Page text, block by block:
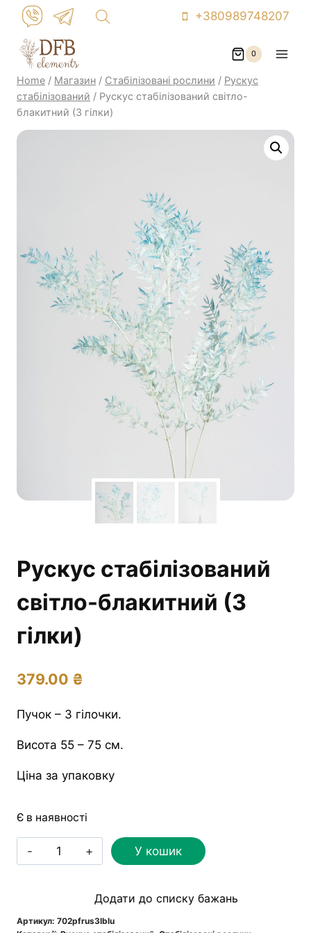
Skip
content
+380989748207
0
Home / Магазин / Стабілізовані рослини / Рускус
стабілізований / Рускус стабілізований світло-
блакитний (3 гілки)
Рускус стабілізований
світло-блакитний (3
гілки)
379.00 ₴
Пучок – 3 гілочки.
Висота 55 – 75 см.
Ціна за упаковку
Є в наявності
Рускус
стабілізований
блакитний
(3
У кошик
Додати до списку бажань
Артикул: 702pfrus3lblu